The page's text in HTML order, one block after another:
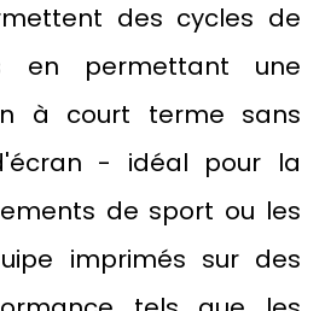
des cycles de
en permettant une
à court terme sans
- idéal pour la
de sport ou les
imprimés sur des